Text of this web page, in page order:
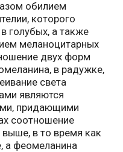
обилием
которого
голубых, а также
меланоцитарных
двух форм
в радужке,
света
являются
придающими
соотношение
в то время как
а феомеланина